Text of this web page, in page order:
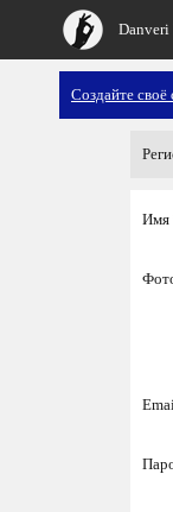
Danveri
Создайте своё
Имя